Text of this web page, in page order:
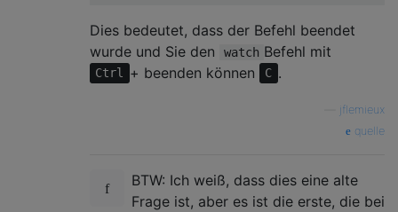
Dies bedeutet, dass der Befehl beendet
wurde und Sie den
watch Befehl mit
Ctrl + beenden können C .
jflemieux
quelle
BTW: Ich weiß, dass dies eine alte
Frage ist, aber es ist die erste, die bei